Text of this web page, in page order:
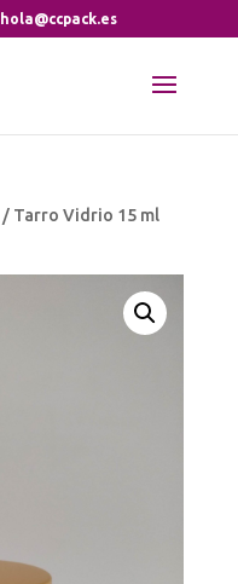
hola@ccpack.es
/ Tarro Vidrio 15 ml